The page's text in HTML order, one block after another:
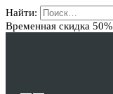
Найти:
Временная скидка 50%